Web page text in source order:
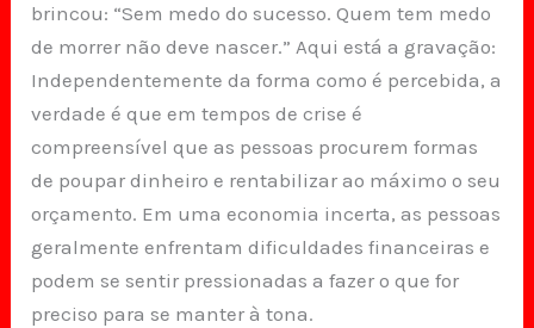
brincou: “Sem medo do sucesso. Quem tem medo
de morrer não deve nascer.” Aqui está a gravação:
Independentemente da forma como é percebida, a
verdade é que em tempos de crise é
compreensível que as pessoas procurem formas
de poupar dinheiro e rentabilizar ao máximo o seu
orçamento. Em uma economia incerta, as pessoas
geralmente enfrentam dificuldades financeiras e
podem se sentir pressionadas a fazer o que for
preciso para se manter à tona.